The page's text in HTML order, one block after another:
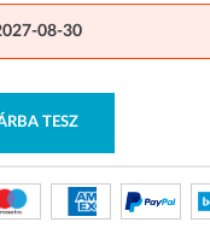
08-30
TESZ